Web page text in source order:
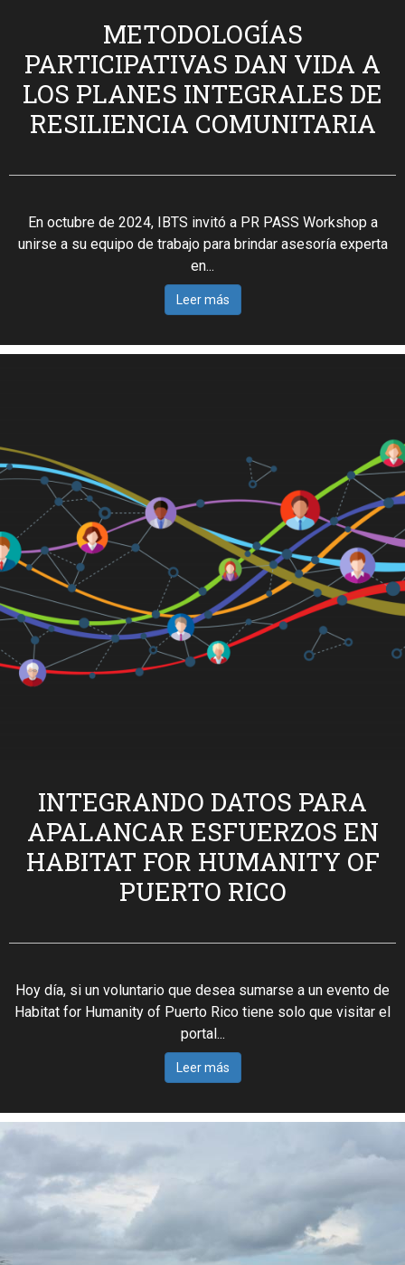
METODOLOGÍAS
PARTICIPATIVAS DAN VIDA A
LOS PLANES INTEGRALES DE
RESILIENCIA COMUNITARIA
En octubre de 2024, IBTS invitó a PR PASS Workshop a
unirse a su equipo de trabajo para brindar asesoría experta
en...
Leer más
INTEGRANDO DATOS PARA
APALANCAR ESFUERZOS EN
HABITAT FOR HUMANITY OF
PUERTO RICO
Hoy día, si un voluntario que desea sumarse a un evento de
Habitat for Humanity of Puerto Rico tiene solo que visitar el
portal...
Leer más